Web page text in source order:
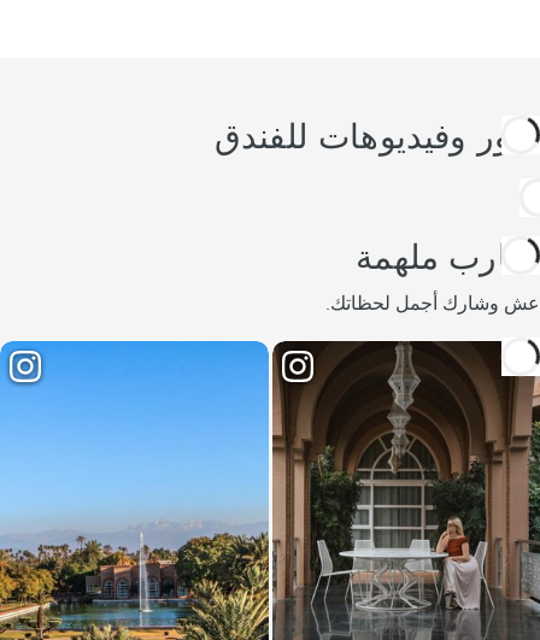
صور وفيديوهات للفندق
تجارب ملهمة
عش وشارك أجمل لحظاتك.